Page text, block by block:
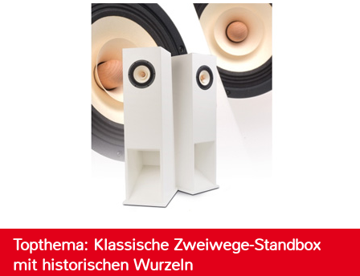
Topthema: Klassische Zweiwege-Standbox
mit historischen Wurzeln